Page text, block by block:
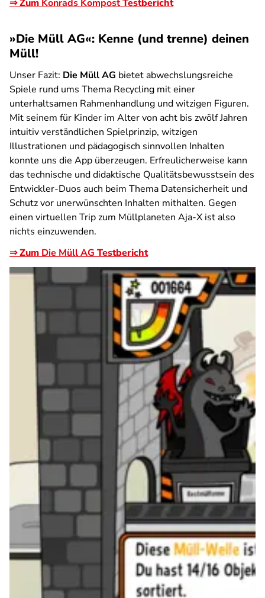
⇒ Zum Konrads KompostTestbericht
»Die Müll AG«: Kenne (und trenne) deinen
Müll!
Unser Fazit: Die Müll AG bietet abwechslungsreiche
Spiele rund ums Thema Recycling mit einer
unterhaltsamen Rahmenhandlung und witzigen Figuren.
Mit seinem für Kinder im Alter von acht bis zwölf Jahren
intuitiv verständlichen Spielprinzip, witzigen
Illustrationen und pädagogisch sinnvollen Inhalten
konnte uns die App überzeugen. Erfreulicherweise kann
das technische und didaktische Qualitätsbewusstsein des
Entwickler-Duos auch beim Thema Datensicherheit und
Schutz vor unerwünschten Inhalten mithalten. Gegen
einen virtuellen Trip zum Müllplaneten Aja-X ist also
nichts einzuwenden.
⇒ Zum Die Müll AG Testbericht